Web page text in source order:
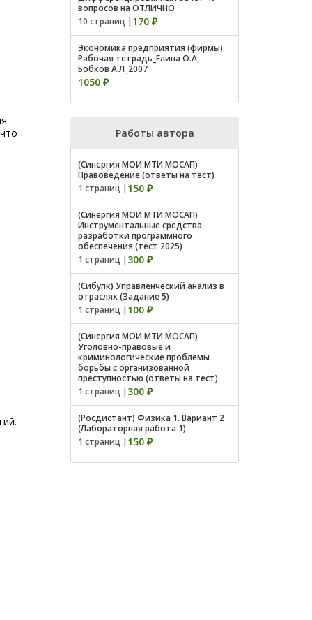
вопросов на ОТЛИЧНО
10 страниц | 170 ₽
Экономика предприятия (фирмы).
Рабочая тетрадь_Елина О.А,
Бобков А.Л_2007
1050 ₽
Работы автора
(Синергия МОИ МТИ МОСАП)
Правоведение (ответы на тест)
1 страниц | 150 ₽
(Синергия МОИ МТИ МОСАП)
Инструментальные средства
разработки программного
обеспечения (тест 2025)
1 страниц | 300 ₽
(Сибупк) Управленческий анализ в
отраслях (Задание 5)
1 страниц | 100 ₽
(Синергия МОИ МТИ МОСАП)
Уголовно-правовые и
криминологические проблемы
борьбы с организованной
преступностью (ответы на тест)
1 страниц | 300 ₽
(Росдистант) Физика 1. Вариант 2
(Лабораторная работа 1)
1 страниц | 150 ₽